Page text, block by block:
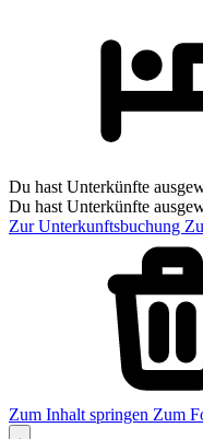
Du hast Unterkünfte
Du hast Unterkünfte
Zur Unterkunftsbuchung
Zum Inhalt springen Zum